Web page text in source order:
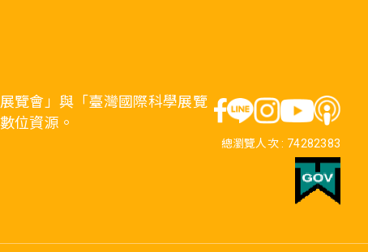
覽會」與「臺灣國際科學展覽
位資源。
總瀏覽人次 : 74282383